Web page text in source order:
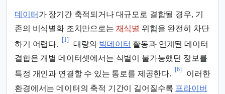
데이터 가 장기간 축적되거나 대규모로 결합될 경우, 기
존의 비식별화 조치만으로는 재식별 위험을 완전히 차단
하기 어렵다.
[1]
대량의 빅데이터 활동과 연계된 데이터
결합은 개별 데이터셋에서는 식별이 불가능했던 정보를
특정 개인과 연결할 수 있는 통로를 제공한다.
[6]
이러한
환경에서는 데이터의 축적 기간이 길어질수록 프라이버